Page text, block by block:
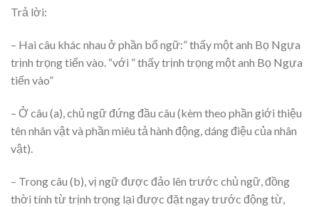
Trả lời:
– Hai câu khác nhau ở phần bổ ngữ:” thấy một anh Bọ Ngựa
trịnh trọng tiến vào. “với ” thấy trịnh trọng một anh Bọ Ngựa
tiến vào”
– Ở câu (a), chủ ngữ đứng đầu câu (kèm theo phần giới thiệu
tên nhân vật và phần miêu tả hành động, dáng điệu của nhân
vật).
– Trong câu (b), vị ngữ được đảo lên trước chủ ngữ, đồng
thời tính từ trịnh trọng lại được đặt ngay trước động từ,